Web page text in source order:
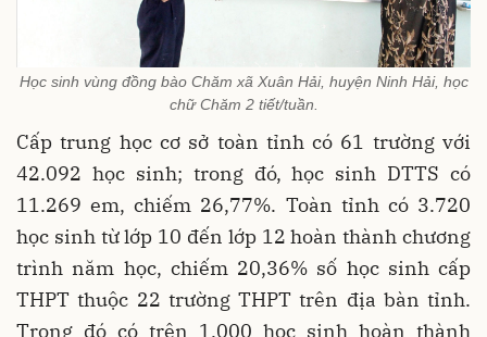
Học sinh vùng đồng bào Chăm xã Xuân Hải, huyện Ninh Hải, học
chữ Chăm 2 tiết/tuần.
Cấp trung học cơ sở toàn tỉnh có 61 trường với
42.092 học sinh; trong đó, học sinh DTTS có
11.269 em, chiếm 26,77%. Toàn tỉnh có 3.720
học sinh từ lớp 10 đến lớp 12 hoàn thành chương
trình năm học, chiếm 20,36% số học sinh cấp
THPT thuộc 22 trường THPT trên địa bàn tỉnh.
Trong đó có trên 1.000 học sinh hoàn thành